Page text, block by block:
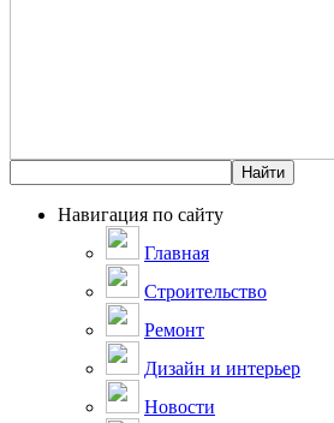
Навигация по сайту
Главная
Строительство
Ремонт
Дизайн и интерьер
Новости